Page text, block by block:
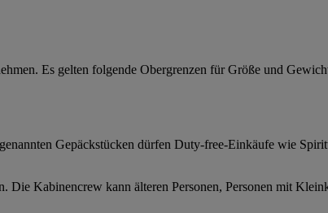
Es gelten folgende Obergrenzen für Größe und
Gepäckstücken dürfen Duty-free-Einkäufe wie
Die Kabinencrew kann älteren Personen, Personen mit